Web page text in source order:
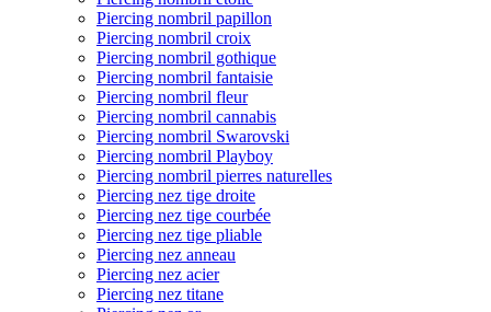
Piercing nombril papillon
Piercing nombril croix
Piercing nombril gothique
Piercing nombril fantaisie
Piercing nombril fleur
Piercing nombril cannabis
Piercing nombril Swarovski
Piercing nombril Playboy
Piercing nombril pierres naturelles
Piercing nez tige droite
Piercing nez tige courbée
Piercing nez tige pliable
Piercing nez anneau
Piercing nez acier
Piercing nez titane